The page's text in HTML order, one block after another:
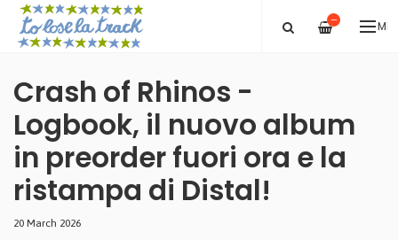
—
Crash of Rhinos -
Logbook, il nuovo album
in preorder fuori ora e la
ristampa di Distal!
20 March 2026